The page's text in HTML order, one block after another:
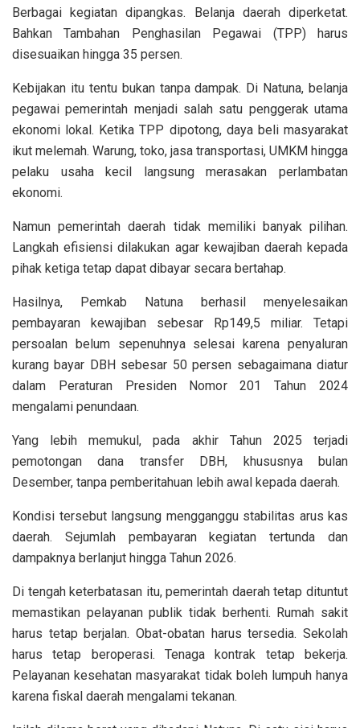
Berbagai kegiatan dipangkas. Belanja daerah diperketat.
Bahkan Tambahan Penghasilan Pegawai (TPP) harus
disesuaikan hingga 35 persen.
Kebijakan itu tentu bukan tanpa dampak. Di Natuna, belanja
pegawai pemerintah menjadi salah satu penggerak utama
ekonomi lokal. Ketika TPP dipotong, daya beli masyarakat
ikut melemah. Warung, toko, jasa transportasi, UMKM hingga
pelaku usaha kecil langsung merasakan perlambatan
ekonomi.
Namun pemerintah daerah tidak memiliki banyak pilihan.
Langkah efisiensi dilakukan agar kewajiban daerah kepada
pihak ketiga tetap dapat dibayar secara bertahap.
Hasilnya, Pemkab Natuna berhasil menyelesaikan
pembayaran kewajiban sebesar Rp149,5 miliar. Tetapi
persoalan belum sepenuhnya selesai karena penyaluran
kurang bayar DBH sebesar 50 persen sebagaimana diatur
dalam Peraturan Presiden Nomor 201 Tahun 2024
mengalami penundaan.
Yang lebih memukul, pada akhir Tahun 2025 terjadi
pemotongan dana transfer DBH, khususnya bulan
Desember, tanpa pemberitahuan lebih awal kepada daerah.
Kondisi tersebut langsung mengganggu stabilitas arus kas
daerah. Sejumlah pembayaran kegiatan tertunda dan
dampaknya berlanjut hingga Tahun 2026.
Di tengah keterbatasan itu, pemerintah daerah tetap dituntut
memastikan pelayanan publik tidak berhenti. Rumah sakit
harus tetap berjalan. Obat-obatan harus tersedia. Sekolah
harus tetap beroperasi. Tenaga kontrak tetap bekerja.
Pelayanan kesehatan masyarakat tidak boleh lumpuh hanya
karena fiskal daerah mengalami tekanan.